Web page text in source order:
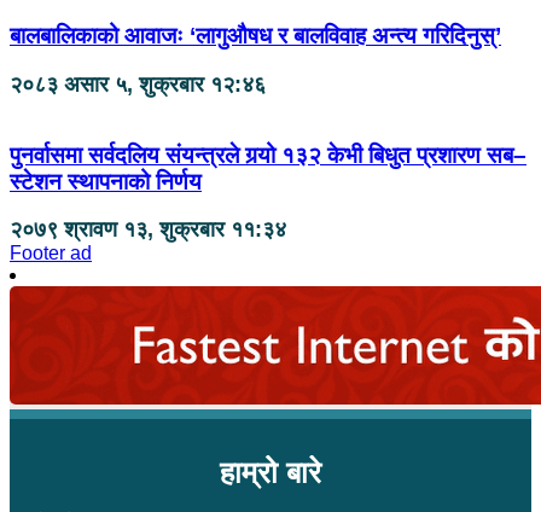
बालबालिकाको आवाजः ‘लागुऔषध र बालविवाह अन्त्य गरिदिनुस्’
२०८३ असार ५, शुक्रबार १२:४६
पुनर्वासमा सर्वदलिय संयन्त्रले गर्‍यो १३२ केभी बिधुत प्रशारण सब–
स्टेशन स्थापनाको निर्णय
२०७९ श्रावण १३, शुक्रबार ११:३४
Footer ad
हाम्रो बारे